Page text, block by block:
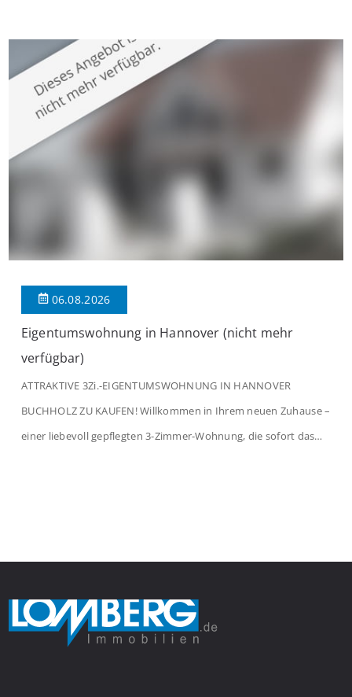
großzügige Räume und eine hochwertige Ausstattung, die
modernen Wohnkomfort mit einem stilvollen Ambiente
verbindet. Der […]
06.08.2026
Eigentumswohnung in Hannover (nicht mehr
verfügbar)
ATTRAKTIVE 3Zi.-EIGENTUMSWOHNUNG IN HANNOVER
BUCHHOLZ ZU KAUFEN! Willkommen in Ihrem neuen Zuhause –
einer liebevoll gepflegten 3-Zimmer-Wohnung, die sofort das